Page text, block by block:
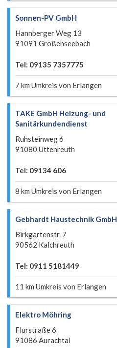
Sonnen-PV GmbH
Hannberger Weg 13
91091 Großenseebach
Tel: 09135 7357775
7 km Umkreis von Erlangen
TAKE GmbH Heizung- und
Sanitärkundendienst
Ruhsteinweg 6
91080 Uttenreuth
Tel: 09134 606
8 km Umkreis von Erlangen
Gebhardt Haustechnik GmbH
Birkgartenstr. 7
90562 Kalchreuth
Tel: 0911 5181449
11 km Umkreis von Erlangen
Elektro Möhring
Flurstraße 6
91086 Aurachtal